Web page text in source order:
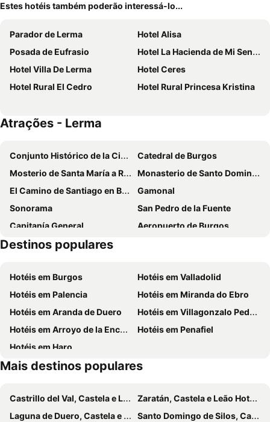
Estes hotéis também poderão interessá-lo...
Parador de Lerma
Hotel Alisa
Posada de Eufrasio
Hotel La Hacienda de Mi Senor
Hotel Villa De Lerma
Hotel Ceres
Hotel Rural El Cedro
Hotel Rural Princesa Kristina
Atrações - Lerma
Conjunto Histórico de la Ciudad de Burgos
Catedral de Burgos
Mosterio de Santa María a Real das Huelgas
Monasterio de Santo Domingo de Silos
El Camino de Santiago en Burgos
Gamonal
Sonorama
San Pedro de la Fuente
Capitanía General
Aeropuerto de Burgos
Bodega El Lagar de Isilla
Monasterio de San Pedro de Arlanza
Hangar Centro de Creación Musical
Iglesia de San Cosme y San Damián
Estación de Autobuses
Museo de Burgos
Arco de Fernán González
Plaza de los Jardines de Don Diego
Puente de Agés
Iglesia Parroquial de San Esteban de Villafría
Castillo del Cid
Destinos populares
Hotéis em Burgos
Hotéis em Valladolid
Hotéis em Palencia
Hotéis em Miranda do Ebro
Hotéis em Aranda de Duero
Hotéis em Villagonzalo Pedernales
Hotéis em Arroyo de la Encomienda
Hotéis em Penafiel
Hotéis em Haro
Mais destinos populares
Castrillo del Val, Castela e Leão Hotéis
Zaratán, Castela e Leão Hotéis
Laguna de Duero, Castela e Leão Hotéis
Santo Domingo de Silos, Castela e Leão Hotéis